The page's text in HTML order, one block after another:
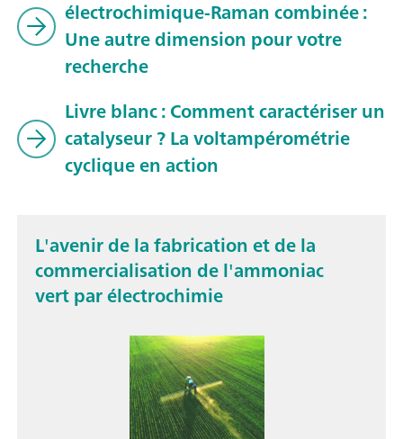
électrochimique-Raman combinée :
Une autre dimension pour votre
recherche
Livre blanc : Comment caractériser un
catalyseur ? La voltampérométrie
cyclique en action
L'avenir de la fabrication et de la
commercialisation de l'ammoniac
vert par électrochimie